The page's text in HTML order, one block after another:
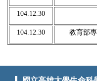
104.12.30
104.12.30 教育部